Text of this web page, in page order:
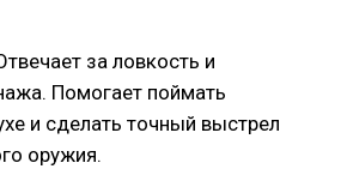
за ловкость и
Помогает поймать
и сделать точный выстрел
оружия.